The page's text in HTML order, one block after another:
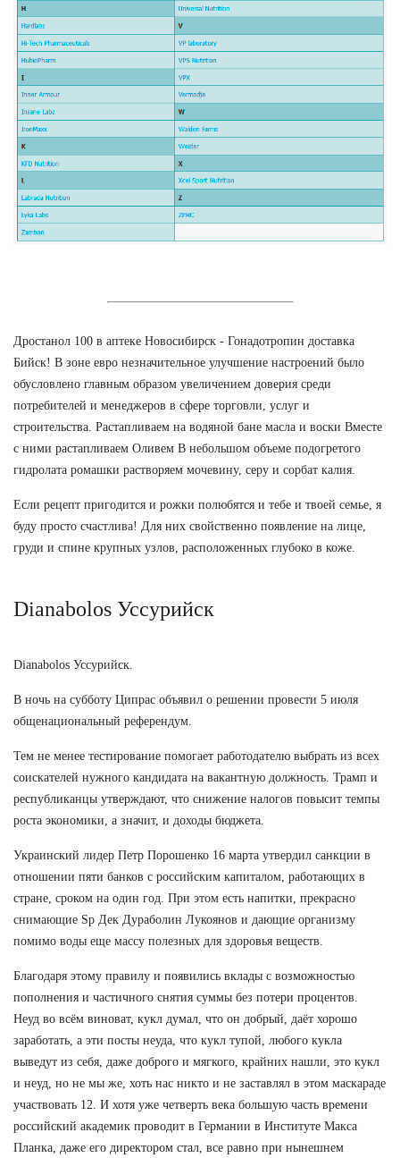
Дростанол 100 в аптеке Новосибирск - Гонадотропин доставка
Бийск! В зоне евро незначительное улучшение настроений было
обусловлено главным образом увеличением доверия среди
потребителей и менеджеров в сфере торговли, услуг и
строительства. Растапливаем на водяной бане масла и воски Вместе
с ними растапливаем Оливем В небольшом объеме подогретого
гидролата ромашки растворяем мочевину, серу и сорбат калия.
Если рецепт пригодится и рожки полюбятся и тебе и твоей семье, я
буду просто счастлива! Для них свойственно появление на лице,
груди и спине крупных узлов, расположенных глубоко в коже.
Dianabolos Уссурийск
Dianabolos Уссурийск.
В ночь на субботу Ципрас объявил о решении провести 5 июля
общенациональный референдум.
Тем не менее тестирование помогает работодателю выбрать из всех
соискателей нужного кандидата на вакантную должность. Трамп и
республиканцы утверждают, что снижение налогов повысит темпы
роста экономики, а значит, и доходы бюджета.
Украинский лидер Петр Порошенко 16 марта утвердил санкции в
отношении пяти банков с российским капиталом, работающих в
стране, сроком на один год. При этом есть напитки, прекрасно
снимающие Sp Дек Дураболин Лукоянов и дающие организму
помимо воды еще массу полезных для здоровья веществ.
Благодаря этому правилу и появились вклады с возможностью
пополнения и частичного снятия суммы без потери процентов.
Неуд во всём виноват, кукл думал, что он добрый, даёт хорошо
заработать, а эти посты неуда, что кукл тупой, любого кукла
выведут из себя, даже доброго и мягкого, крайних нашли, это кукл
и неуд, но не мы же, хоть нас никто и не заставлял в этом маскараде
участвовать 12. И хотя уже четверть века большую часть времени
российский академик проводит в Германии в Институте Макса
Планка, даже его директором стал, все равно при нынешнем